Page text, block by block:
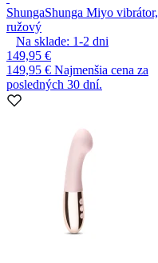
ShungaShunga Miyo vibrátor,
ružový
Na sklade: 1-2 dni
149,95 €
149,95 € Najmenšia cena za
posledných 30 dní.